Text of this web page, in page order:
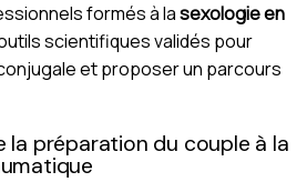
formés à lasexologie en
scientifiques validés pour
et proposer un parcours
la préparation du couple à la